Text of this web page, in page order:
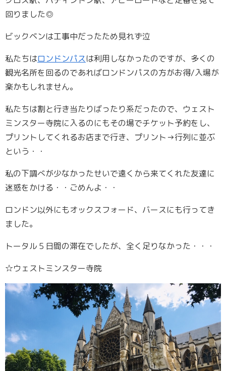
回りました◎
ビックベンは工事中だったため見れず泣
私たちはロンドンパスは利用しなかったのですが、多くの
観光名所を回るのであればロンドンパスの方がお得/入場が
楽かもしれません。
私たちは割と行き当たりばったり系だったので、ウェスト
ミンスター寺院に入るのにもその場でチケット予約をし、
プリントしてくれるお店まで行き、プリント→行列に並ぶ
という・・
私の下調べが少なかったせいで遠くから来てくれた友達に
迷惑をかける・・ごめんよ・・
ロンドン以外にもオックスフォード、バースにも行ってき
ました。
トータル５日間の滞在でしたが、全く足りなかった・・・
☆ウェストミンスター寺院